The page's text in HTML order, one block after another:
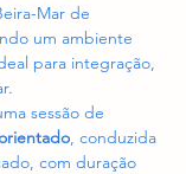
Mar de
um ambiente
para integração,
sessão de
, conduzida
com duração